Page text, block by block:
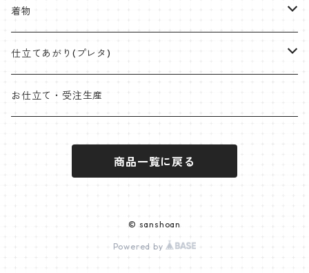
九寸名古屋
首里織
博多織
ミンサー
桐生織 ※ポリエステル含む
角帯
オリジナル角帯
兵児帯(仕立て上がり)
袋帯
ラタンハンドル
ワイドサイズ
クラッチバッグ
着物
片貝木綿
小千谷縮
仕立てあがり(プレタ)
帯
お仕立て・受注生産
商品一覧に戻る
© sanshoan
Powered by